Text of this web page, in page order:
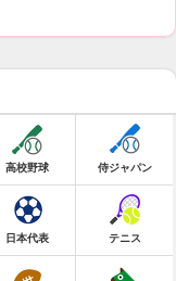
高校野球 侍ジャパン
日本代表 テニス